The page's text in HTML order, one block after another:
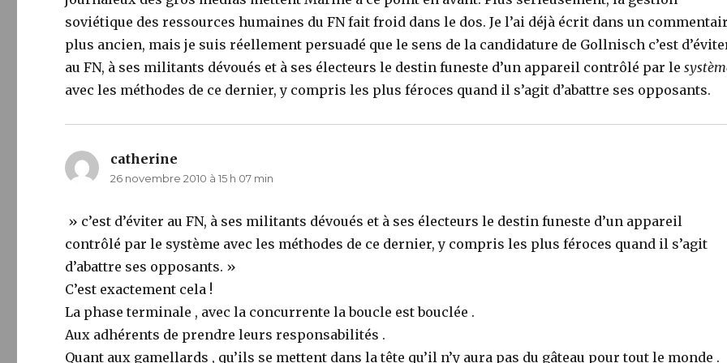
soviétique des ressources humaines du FN fait froid dans le dos. Je l’ai déjà écrit dans un
plus ancien, mais je suis réellement persuadé que le sens de la candidature de Gollnisch c’est
au FN, à ses militants dévoués et à ses électeurs le destin funeste d’un appareil contrôlé par le
avec les méthodes de ce dernier, y compris les plus féroces quand il s’agit d’abattre ses opposants.
catherine
26 novembre 2010 à 15 h 07 min
» c’est d’éviter au FN, à ses militants dévoués et à ses électeurs le destin funeste d’un appareil
contrôlé par le système avec les méthodes de ce dernier, y compris les plus féroces quand il s’agit
d’abattre ses opposants. »
C’est exactement cela !
La phase terminale , avec la concurrente la boucle est bouclée .
Aux adhérents de prendre leurs responsabilités .
Quant aux gamellards , qu’ils se mettent dans la tête qu’il n’y aura pas du gâteau pour tout le monde .